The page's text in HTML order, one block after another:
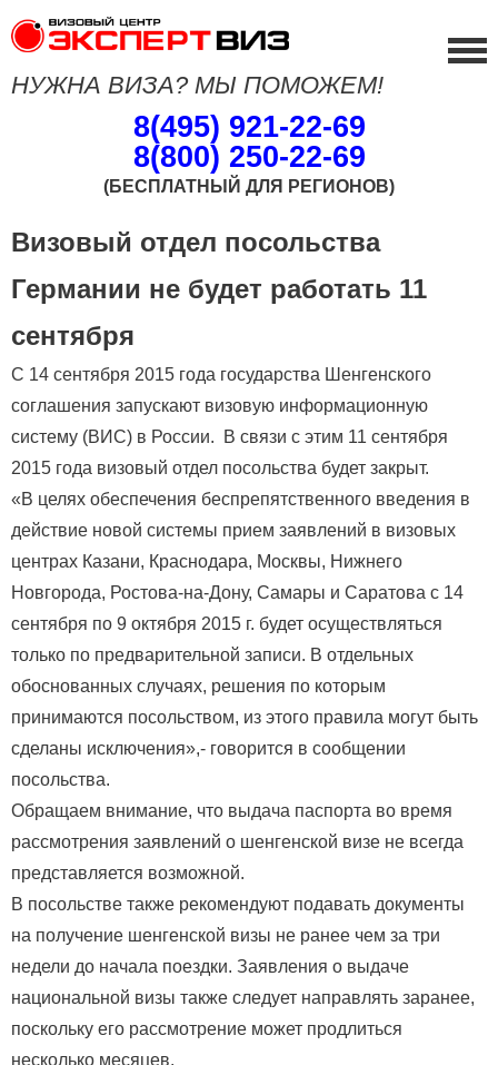
НУЖНА ВИЗА? МЫ ПОМОЖЕМ!
8(495) 921-22-69
8(800) 250-22-69
(БЕСПЛАТНЫЙ ДЛЯ РЕГИОНОВ)
Визовый отдел посольства
Германии не будет работать 11
сентября
С 14 сентября 2015 года государства Шенгенского
соглашения запускают визовую информационную
систему (ВИС) в России. В связи с этим 11 сентября
2015 года визовый отдел посольства будет закрыт.
«В целях обеспечения беспрепятственного введения в
действие новой системы прием заявлений в визовых
центрах Казани, Краснодара, Москвы, Нижнего
Новгорода, Ростова-на-Дону, Самары и Саратова с 14
сентября по 9 октября 2015 г. будет осуществляться
только по предварительной записи. В отдельных
обоснованных случаях, решения по которым
принимаются посольством, из этого правила могут быть
сделаны исключения»,- говорится в сообщении
посольства.
Обращаем внимание, что выдача паспорта во время
рассмотрения заявлений о шенгенской визе не всегда
представляется возможной.
В посольстве также рекомендуют подавать документы
на получение шенгенской визы не ранее чем за три
недели до начала поездки. Заявления о выдаче
национальной визы также следует направлять заранее,
поскольку его рассмотрение может продлиться
несколько месяцев.